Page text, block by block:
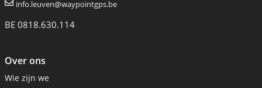
info.leuven@waypointgps.be
BE 0818.630.114
Over ons
Wie zijn we